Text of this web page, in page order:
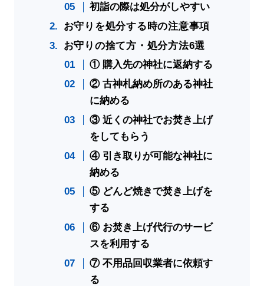
初詣の際は処分がしやすい
お守りを処分する時の注意事項
お守りの捨て方・処分方法6選
① 購入先の神社に返納する
② 古神札納め所のある神社
に納める
③ 近くの神社でお焚き上げ
をしてもらう
④ 引き取りが可能な神社に
納める
⑤ どんど焼きで焚き上げを
する
⑥ お焚き上げ代行のサービ
スを利用する
⑦ 不用品回収業者に依頼す
る